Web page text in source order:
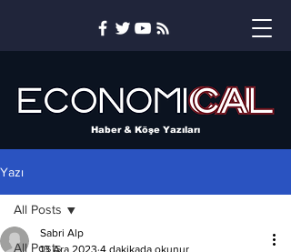
Haber & Köşe Yazıları
Yazı
All Posts
All Posts
Sabri Alp
13 Ara 2023 4 dakikada okunur